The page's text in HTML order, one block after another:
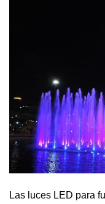
Las luces LED para